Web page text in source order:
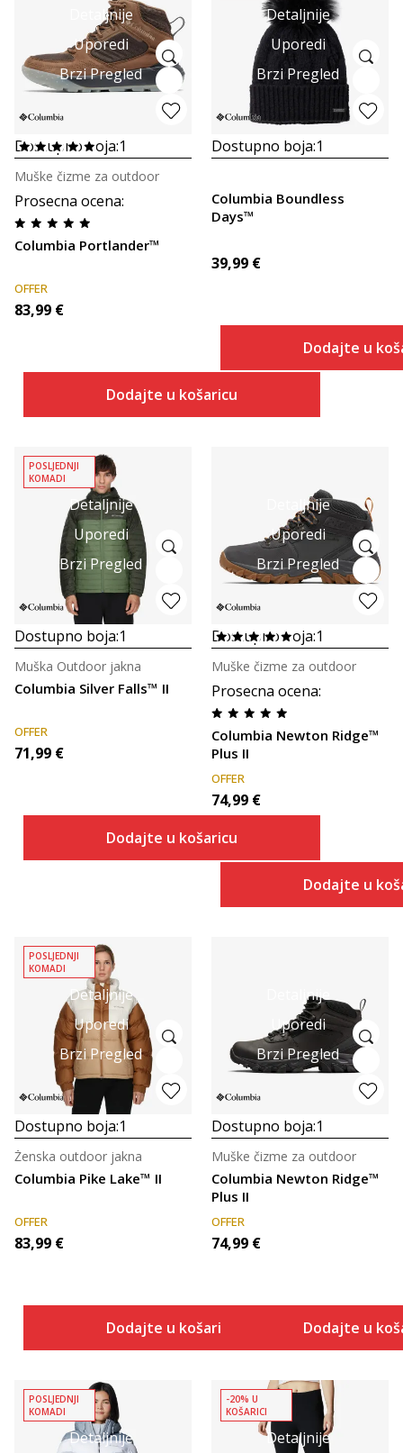
Detaljnije
Uporedi
Brzi Pregled
Dostupno boja:1
Prosecna ocena:
Columbia Portlander™
Muške čizme za outdoor
OFFER
83,99 €
Dodajte u košaricu
Detaljnije
Uporedi
Brzi Pregled
Dostupno boja:1
Columbia Boundless
Days™
39,99 €
Dodajte u
Detaljnije
Uporedi
Brzi Pregled
POSLJEDNJI
KOMADI
Dostupno boja:1
Columbia Silver Falls™ II
Muška Outdoor jakna
OFFER
71,99 €
Dodajte u košaricu
Detaljnije
Uporedi
Brzi Pregled
Dostupno boja:1
Prosecna ocena:
Columbia Newton Ridge™
Plus II
Muške čizme za outdoor
OFFER
74,99 €
Dodajte u
Detaljnije
Uporedi
Brzi Pregled
POSLJEDNJI
KOMADI
Dostupno boja:1
Columbia Pike Lake™ II
Ženska outdoor jakna
OFFER
83,99 €
Dodajte u košaricu
Detaljnije
Uporedi
Brzi Pregled
Dostupno boja:1
Columbia Newton Ridge™
Plus II
Muške čizme za outdoor
OFFER
74,99 €
Dodajte u
Detaljnije
POSLJEDNJI
KOMADI
Detaljnije
-20% U
KOŠARICI